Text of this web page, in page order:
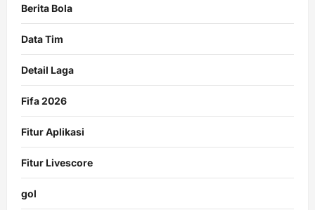
Berita Bola
Data Tim
Detail Laga
Fifa 2026
Fitur Aplikasi
Fitur Livescore
gol